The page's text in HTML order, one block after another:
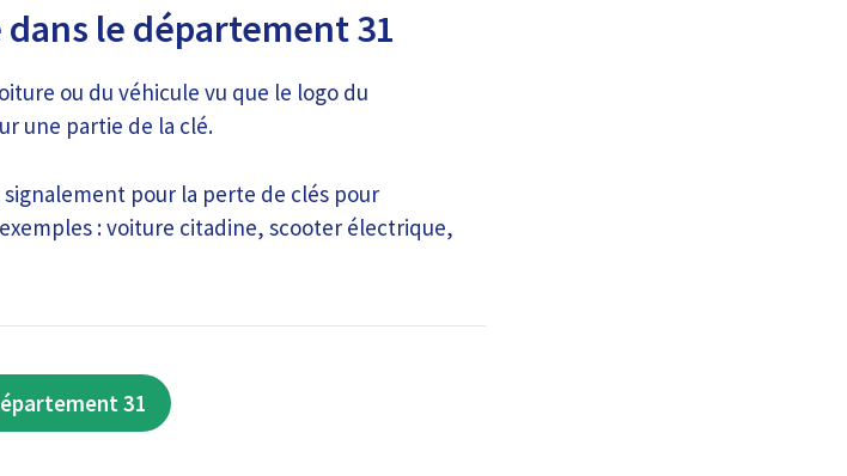
le département 31
ou du véhicule vu que le logo du
une partie de la clé.
pour la perte de clés pour
: voiture citadine, scooter électrique,
31